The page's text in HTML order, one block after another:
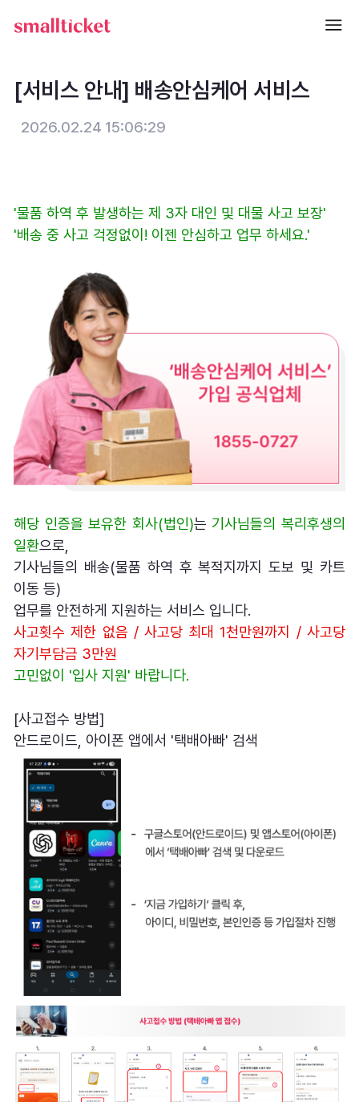
[서비스 안내] 배송안심케어 서비스
2026.02.24 15:06:29
'물품 하역 후 발생하는 제 3자 대인 및 대물 사고 보장'
'배송 중 사고 걱정없이! 이젠 안심하고 업무 하세요.'
해당 인증을 보유한 회사(법인)는 기사님들의 복리후생의
일환으로,
기사님들의 배송(물품 하역 후 복적지까지 도보 및 카트
이동 등)
업무를 안전하게 지원하는 서비스 입니다.
사고횟수 제한 없음 / 사고당 최대 1천만원까지 / 사고당
자기부담금 3만원
고민없이 '입사 지원' 바랍니다.
[사고접수 방법]
안드로이드, 아이폰 앱에서 '택배아빠' 검색